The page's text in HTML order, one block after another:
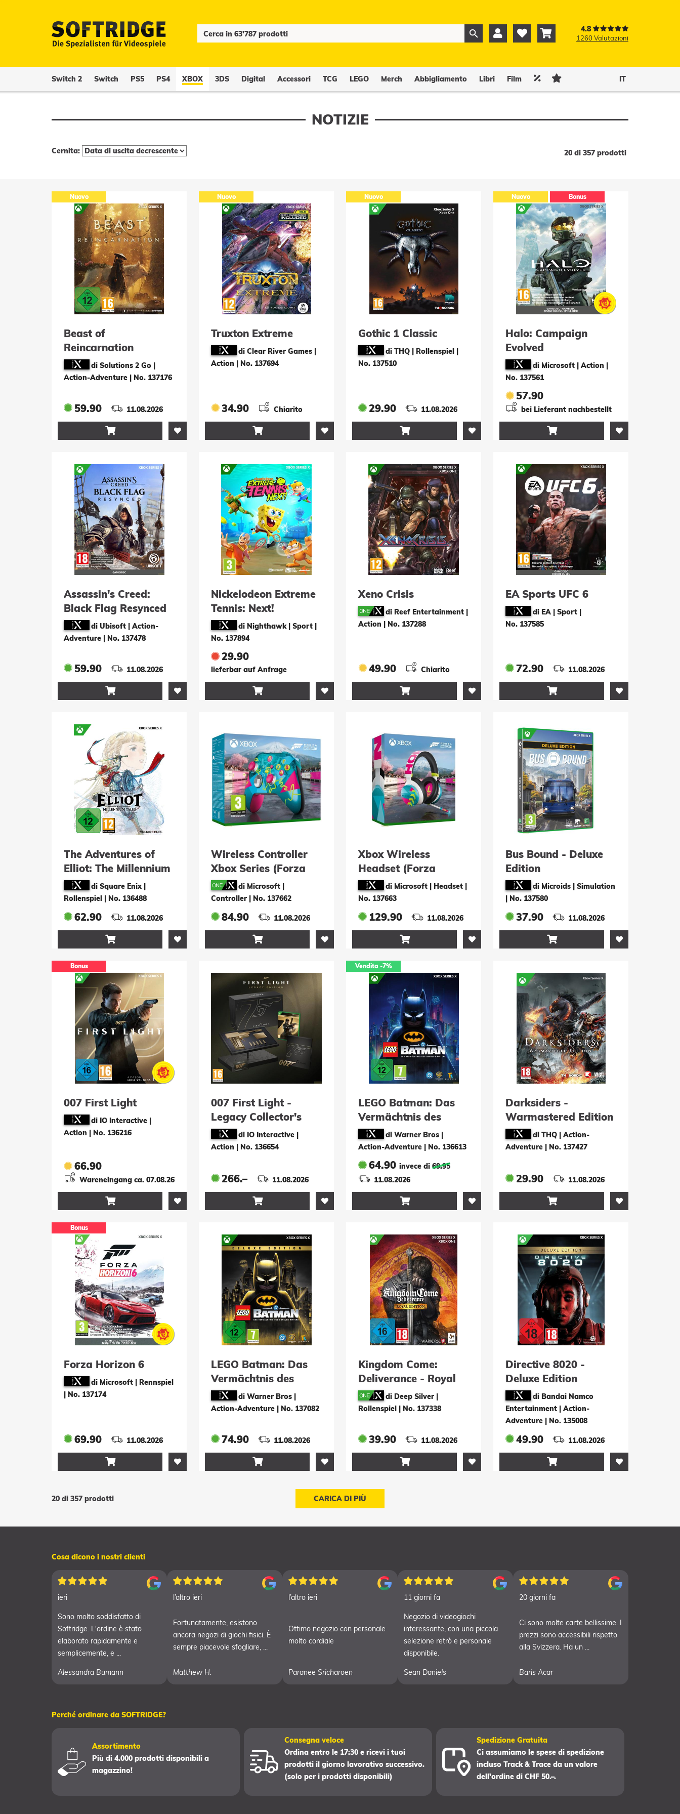
   4.8
1260 Valutazioni
Switch 2 Switch PS5 PS4 XBOX 3DS Digital Accessori TCG LEGO Merch Abbigliamento Libri Film   IT
NOTIZIE
Cernita: 20 di 357 prodotti
Nuovo
Beast of
Reincarnation
di Solutions 2 Go |
Action-Adventure | No. 137176
59.90 11.08.2026

Nuovo
Truxton Extreme
di Clear River Games |
Action | No. 137694
34.90 Chiarito

Nuovo
Gothic 1 Classic
di THQ | Rollenspiel |
No. 137510
29.90 11.08.2026

Nuovo Bonus
Halo: Campaign
Evolved
di Microsoft | Action |
No. 137561
57.90
bei Lieferant nachbestellt

Assassin's Creed:
Black Flag Resynced
di Ubisoft | Action-
Adventure | No. 137478
59.90 11.08.2026

Nickelodeon Extreme
Tennis: Next!
di Nighthawk | Sport |
No. 137894
29.90
lieferbar auf Anfrage

Xeno Crisis
di Reef Entertainment |
Action | No. 137288
49.90 Chiarito

EA Sports UFC 6
di EA | Sport |
No. 137585
72.90 11.08.2026

The Adventures of
Elliot: The Millennium
di Square Enix |
Rollenspiel | No. 136488
62.90 11.08.2026

Wireless Controller
Xbox Series (Forza
Horizon 6 Limited
Edition)
di Microsoft |
Controller | No. 137662
84.90 11.08.2026

Xbox Wireless
Headset (Forza
Horizon 6 Limited
Edition)
di Microsoft | Headset |
No. 137663
129.90 11.08.2026

Bus Bound - Deluxe
Edition
di Microids | Simulation
| No. 137580
37.90 11.08.2026

Bonus
007 First Light
di IO Interactive |
Action | No. 136216
66.90
Wareneingang ca. 07.08.26

007 First Light -
Legacy Collector's
Editiondi IO Interactive |
Action | No. 136654
266.– 11.08.2026

Vendita -7%
LEGO Batman: Das
Vermächtnis des
Dunklen Ritters
di Warner Bros |
Action-Adventure | No. 136613
64.90 invece di 69.95
11.08.2026

Darksiders -
Warmastered Edition
di THQ | Action-
Adventure | No. 137427
29.90 11.08.2026

Bonus
Forza Horizon 6
di Microsoft | Rennspiel
| No. 137174
69.90 11.08.2026

LEGO Batman: Das
Vermächtnis des
Dunklen Ritters -
Deluxe Edition
di Warner Bros |
Action-Adventure | No. 137082
74.90 11.08.2026

Kingdom Come:
Deliverance - Royal
Editiondi Deep Silver |
Rollenspiel | No. 137338
39.90 11.08.2026

Directive 8020 -
Deluxe Edition
di Bandai Namco
Entertainment | Action-
Adventure | No. 135008
49.90 11.08.2026

20 di 357 prodotti CARICA DI PIÙ
Cosa dicono i nostri clienti
ieri
Sono molto soddisfatto di
Softridge. L'ordine è stato
elaborato rapidamente e
semplicemente, e ...
Alessandra Bumann
l’altro ieri
Fortunatamente, esistono
ancora negozi di giochi fisici. È
sempre piacevole sfogliare, ...
Matthew H.
l’altro ieri
Ottimo negozio con personale
molto cordiale
Paranee Sricharoen
11 giorni fa
Negozio di videogiochi
interessante, con una piccola
selezione retrò e personale
disponibile.
Sean Daniels
20 giorni fa
Ci sono molte carte bellissime. I
prezzi sono accessibili rispetto
alla Svizzera. Ha un ...
Baris Acar
Perché ordinare da SOFTRIDGE?
Assortimento
Più di 4.000 prodotti disponibili a
magazzino!
Consegna veloce
Ordina entro le 17:30 e ricevi i tuoi
prodotti il giorno lavorativo successivo.
(solo per i prodotti disponibili)
Spedizione Gratuita
Ci assumiamo le spese di spedizione
incluso Track & Trace da un valore
dell'ordine di CHF 50.–.